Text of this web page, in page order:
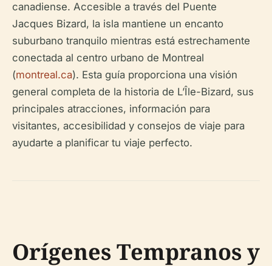
canadiense. Accesible a través del Puente
Jacques Bizard, la isla mantiene un encanto
suburbano tranquilo mientras está estrechamente
conectada al centro urbano de Montreal
(montreal.ca). Esta guía proporciona una visión
general completa de la historia de L’Île-Bizard, sus
principales atracciones, información para
visitantes, accesibilidad y consejos de viaje para
ayudarte a planificar tu viaje perfecto.
Orígenes Tempranos y